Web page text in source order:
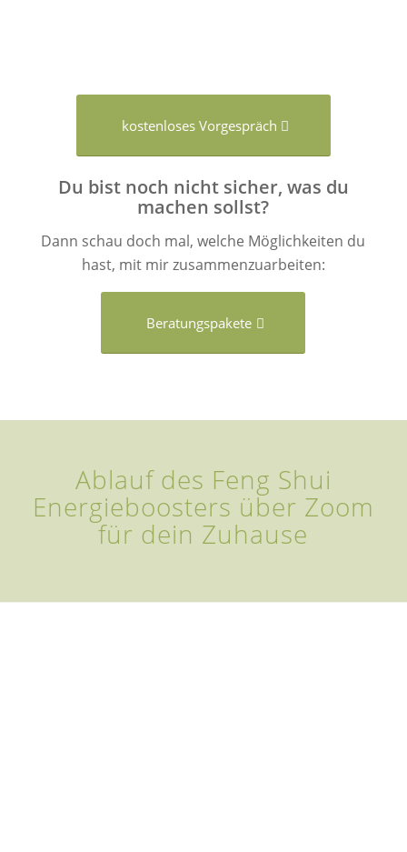
kostenloses Vorgespräch
Du bist noch nicht sicher, was du
machen sollst?
Dann schau doch mal, welche Möglichkeiten du
hast, mit mir zusammenzuarbeiten:
Beratungspakete
Ablauf des Feng Shui
Energieboosters über Zoom
für dein Zuhause